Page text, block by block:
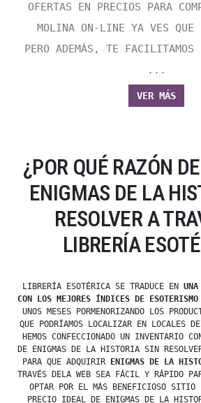
OFERTAS EN PRECIOS PARA
MOLINA ON-LINE YA VES QUE
PERO ADEMÁS, TE FACILITAMOS
...
VER MÁS
¿POR QUÉ RAZÓN
ENIGMAS DE LA
RESOLVER A
LIBRERÍA
LIBRERÍA ESOTÉRICA SE TRADUCE EN
CON LOS MEJORES ÍNDICES DE ESOTERISMO
UNOS MESES PORMENORIZANDO LOS
QUE PODRÍAMOS LOCALIZAR EN LOCALES
HEMOS CONFECCIONADO UN INVENTARIO
DE ENIGMAS DE LA HISTORIA SIN
PARA QUE ADQUIRIR
ENIGMAS DE LA
TRAVÉS DELA WEB SEA FÁCIL Y RÁPIDO
OPTAR POR EL MÁS BENEFICIOSO SITIO
PRECIO IDEAL DE ENIGMAS DE LA